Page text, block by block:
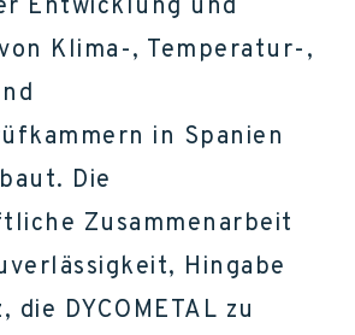
Klima-, Temperatur-,
in Spanien
Die
Zusammenarbeit
Hingabe
DYCOMETAL zu